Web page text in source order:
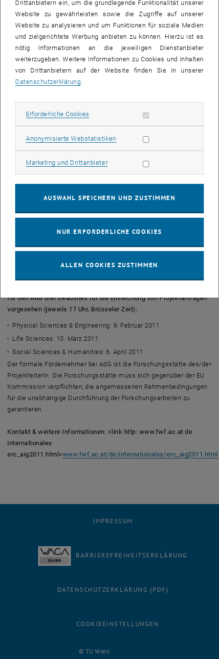
steht ein Förderbudget von ca. 661 Mio EUR zur Verfügung, wobei
pro Antrag bis zu 2,5 Mio EUR für einen maximalen Zeitraum von 5
Jahren bewilligt werden. Bis zu 3,5 Mio EUR können beantragt
werden, wenn der/die ProjektleiterIn aus einem Drittstaat nach
Europa wechselt, im Falle eines „co-investigator Projekts“ oder zur
Finanzierung von Großgeräten.
Die Einreichung von Anträgen erfolgt einstufig mittels eines
zwei Phasen vor. In der ersten Phase werden die bisherige
wissenschaftliche Laufbahn der AntragstellerIn sowie eine
Kurzfassung des geplanten Forschungsprojektes durch die 25
fachspezifischen Panels bewertet.
Erst in der zweiten Phase wird die detaillierte Projektbeschreibung
unter Einbindung externer ExpertInnen begutachtet. Interdisziplinäre
Projektanträge werden von den in Frage kommenden Fach-Panels
gemeinsam behandelt. Das einzige Auswahlkriterium für die
Personen, die bereits im letzten Jahre einen Antrag für den ERC AdG
sie letztes Jahr nicht die zweite Begutachtungsphase erreicht
für den AdG drei Deadlines für die Einreichung von Projektanträgen
vorgesehen (jeweils 17 Uhr, Brüsseler Zeit):
Physical Sciences & Engineering: 9. Februar 2011
Life Sciences: 10. März 2011
Social Sciences & Humanities: 6. April 2011
Der formale Fördernehmer bei AdG ist die Forschungsstätte des/der
ProjektleiterIn. Die Forschungsstätte muss sich gegenüber der EU
Kommission verpflichten, die angemessenen Rahmenbedingungen
für die unabhängige Durchführung der Forschungsarbeiten zu
garantieren.
Kontakt & weitere Informationen: <link http: www.fwf.ac.at de
internationales
erc_aig2011.html>www.fwf.ac.at/de/internationales/erc_aig2011.html
© TU Wien
IMPRESSUM
BARRIEREFREIHEITSERKLÄRUNG
DATENSCHUTZERKLÄRUNG (PDF)
COOKIEEINSTELLUNGEN
Drittanbietern ein, um die grundlegende Funktionalität unserer
Website zu gewährleisten sowie die Zugriffe auf unserer
Website zu analysieren und um Funktionen für soziale Medien
und zielgerichtete Werbung anbieten zu können. Hierzu ist es
nötig Informationen an die jeweiligen Dienstanbieter
weiterzugeben. Weitere Informationen zu Cookies und Inhalten
von Drittanbietern auf der Website finden Sie in unserer
Datenschutzerklärung
Erforderliche Cookies Erforderliche Cookies zulassen
Anonymisierte WebstatistikenStatistik Cookies zulassen
Marketing und DrittanbieterMarketing Cookies zulassen
AUSWAHL SPEICHERN UND ZUSTIMMEN
NUR ERFORDERLICHE COOKIES
ALLEN COOKIES ZUSTIMMEN